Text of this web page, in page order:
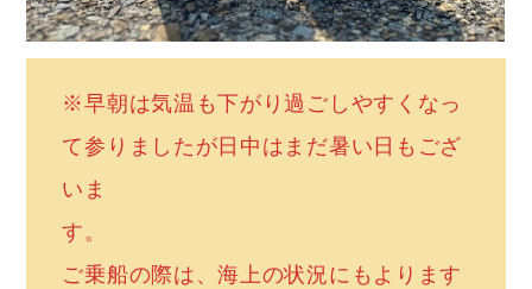
※早朝は気温も下がり過ごしやすくなっ
て参りましたが日中はまだ暑い日もござ
いま
す。
ご乗船の際は、海上の状況にもよります